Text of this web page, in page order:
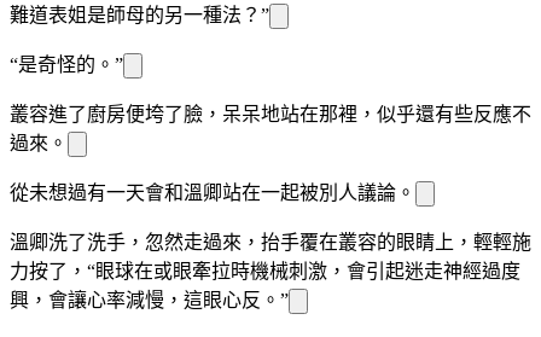
難道表姐是師母的另一種法？”
“是奇怪的。”
叢容進了廚房便垮了臉，呆呆地站在那裡，似乎還有些反應不
過來。
從未想過有一天會和溫卿站在一起被別人議論。
溫卿洗了洗手，忽然走過來，抬手覆在叢容的眼睛上，輕輕施
力按了 ，“眼球在或眼牽拉時機械刺激，會引起迷走神經過度
興 ，會讓心率減慢，這眼心反 。”